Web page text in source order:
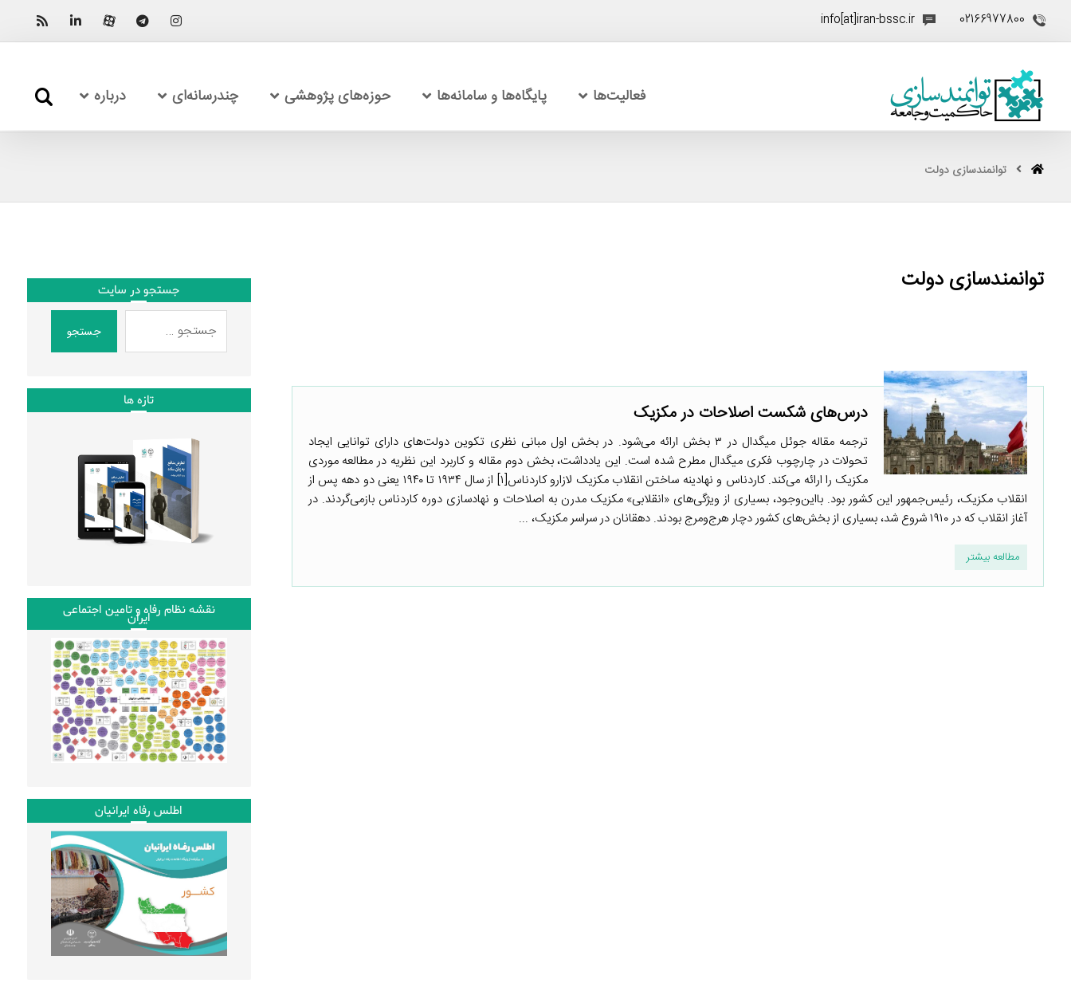
02166977800
info[at]iran-bssc.ir
فعالیت‌ها پایگاه‌ها و سامانه‌ها حوزه‌های پژوهشی چندرسانه‌ای درباره
توانمندسازی دولت
توانمندسازی دولت
درس‌های شکست اصلاحات در مکزیک
ترجمه مقاله جوئل میگدال در ۳ بخش ارائه می‌شود. در بخش اول مبانی نظری تکوین دولت‌های دارای توانایی ایجاد
تحولات در چارچوب فکری میگدال مطرح شده است. این یادداشت، بخش دوم مقاله و کاربرد این نظریه در مطالعه موردی
مکزیک را ارائه می‌کند. کاردناس و نهادینه ساختن انقلاب مکزیک لازارو کاردناس[۱] از سال ۱۹۳۴ تا ۱۹۴۰ یعنی دو دهه پس از
انقلاب مکزیک، رئیس‌جمهور این کشور بود. بااین‌وجود، بسیاری از ویژگی‌های «انقلابی» مکزیک مدرن به اصلاحات و نهادسازی دوره کاردناس بازمی‌گردند. در
آغاز انقلاب که در ۱۹۱۰ شروع شد، بسیاری از بخش‌های کشور دچار هرج‌ومرج بودند. دهقانان در سراسر مکزیک، ...
مطالعه بیشتر
جستجو در سایت
جستجو
تازه ها
نقشه نظام رفاه و تامین اجتماعی
ایران
اطلس رفاه ایرانیان